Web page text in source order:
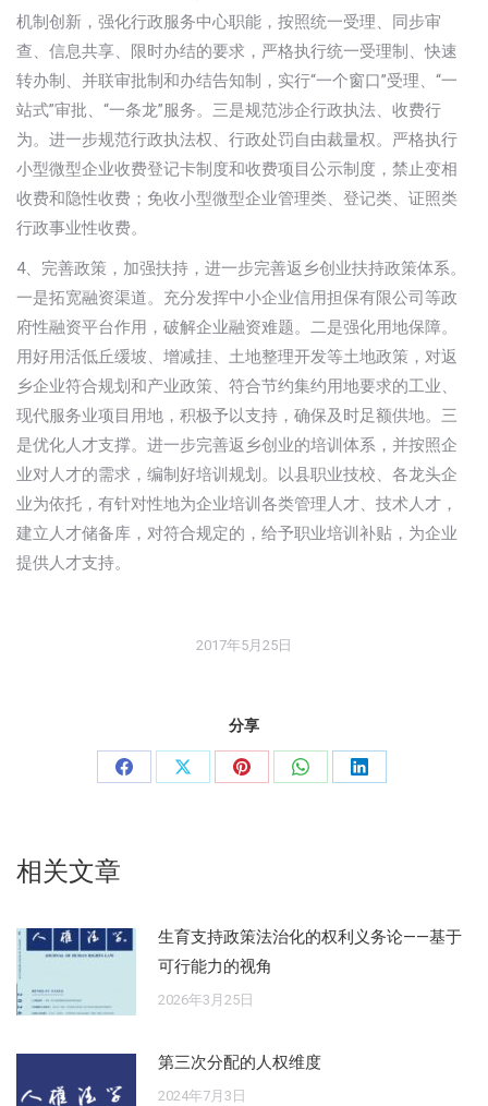
机制创新，强化行政服务中心职能，按照统一受理、同步审
查、信息共享、限时办结的要求，严格执行统一受理制、快速
转办制、并联审批制和办结告知制，实行“一个窗口”受理、“一
站式”审批、“一条龙”服务。三是规范涉企行政执法、收费行
为。进一步规范行政执法权、行政处罚自由裁量权。严格执行
小型微型企业收费登记卡制度和收费项目公示制度，禁止变相
收费和隐性收费；免收小型微型企业管理类、登记类、证照类
行政事业性收费。
4、完善政策，加强扶持，进一步完善返乡创业扶持政策体系。
一是拓宽融资渠道。充分发挥中小企业信用担保有限公司等政
府性融资平台作用，破解企业融资难题。二是强化用地保障。
用好用活低丘缓坡、增减挂、土地整理开发等土地政策，对返
乡企业符合规划和产业政策、符合节约集约用地要求的工业、
现代服务业项目用地，积极予以支持，确保及时足额供地。三
是优化人才支撑。进一步完善返乡创业的培训体系，并按照企
业对人才的需求，编制好培训规划。以县职业技校、各龙头企
业为依托，有针对性地为企业培训各类管理人才、技术人才，
建立人才储备库，对符合规定的，给予职业培训补贴，为企业
提供人才支持。
2017年5月25日
分享
分
分
分
分
分
相关文章
生育支持政策法治化的权利义务论——基于
可行能力的视角
2026年3月25日
第三次分配的人权维度
2024年7月3日